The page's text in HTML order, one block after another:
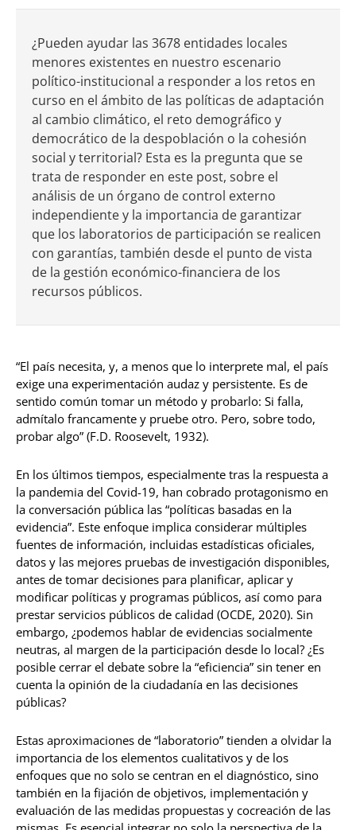
¿Pueden ayudar las 3678 entidades locales
menores existentes en nuestro escenario
político-institucional a responder a los retos en
curso en el ámbito de las políticas de adaptación
al cambio climático, el reto demográfico y
democrático de la despoblación o la cohesión
social y territorial? Esta es la pregunta que se
trata de responder en este post, sobre el
análisis de un órgano de control externo
independiente y la importancia de garantizar
que los laboratorios de participación se realicen
con garantías, también desde el punto de vista
de la gestión económico-financiera de los
recursos públicos.
“El país necesita, y, a menos que lo interprete mal, el país
exige una experimentación audaz y persistente. Es de
sentido común tomar un método y probarlo: Si falla,
admítalo francamente y pruebe otro. Pero, sobre todo,
probar algo” (F.D. Roosevelt, 1932).
En los últimos tiempos, especialmente tras la respuesta a
la pandemia del Covid-19, han cobrado protagonismo en
la conversación pública las “políticas basadas en la
evidencia”. Este enfoque implica considerar múltiples
fuentes de información, incluidas estadísticas oficiales,
datos y las mejores pruebas de investigación disponibles,
antes de tomar decisiones para planificar, aplicar y
modificar políticas y programas públicos, así como para
prestar servicios públicos de calidad (OCDE, 2020). Sin
embargo, ¿podemos hablar de evidencias socialmente
neutras, al margen de la participación desde lo local? ¿Es
posible cerrar el debate sobre la “eficiencia” sin tener en
cuenta la opinión de la ciudadanía en las decisiones
públicas?
Estas aproximaciones de “laboratorio” tienden a olvidar la
importancia de los elementos cualitativos y de los
enfoques que no solo se centran en el diagnóstico, sino
también en la fijación de objetivos, implementación y
evaluación de las medidas propuestas y cocreación de las